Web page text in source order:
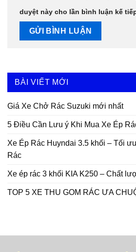
BÀI VIẾT MỚI
Giá Xe Chở Rác Suzuki mới nhất
5 Điều Cần Lưu ý Khi Mua Xe Ép
Xe Ép Rác Huyndai 3.5 khối – Tối
Rác
Xe ép rác 3 khối KIA K250 – Chất
TOP 5 XE THU GOM RÁC ƯA
duyệt này cho lần bình luận kế